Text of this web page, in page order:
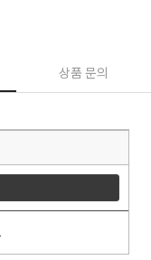
상품 문의